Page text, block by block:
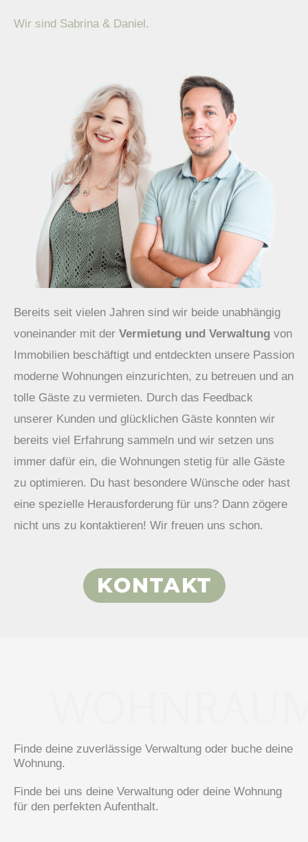
Wir sind Sabrina & Daniel.
Bereits seit vielen Jahren sind wir beide unabhängig
voneinander mit der Vermietung und Verwaltung von
Immobilien beschäftigt und entdeckten unsere Passion
moderne Wohnungen einzurichten, zu betreuen und an
tolle Gäste zu vermieten. Durch das Feedback
unserer Kunden und glücklichen Gäste konnten wir
bereits viel Erfahrung sammeln und wir setzen uns
immer dafür ein, die Wohnungen stetig für alle Gäste
zu optimieren. Du hast besondere Wünsche oder hast
eine spezielle Herausforderung für uns? Dann zögere
nicht uns zu kontaktieren! Wir freuen uns schon.
KONTAKT
Finde deine zuverlässige Verwaltung oder buche deine
Wohnung.
Finde bei uns deine Verwaltung oder deine Wohnung
für den perfekten Aufenthalt.